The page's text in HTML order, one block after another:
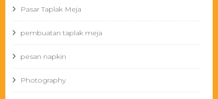
Pasar Taplak Meja
pembuatan taplak meja
pesan napkin
Photography